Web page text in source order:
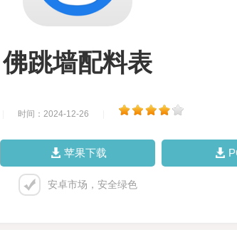
佛跳墙配料表
时间：2024-12-26
苹果下载
安卓市场，安全绿色